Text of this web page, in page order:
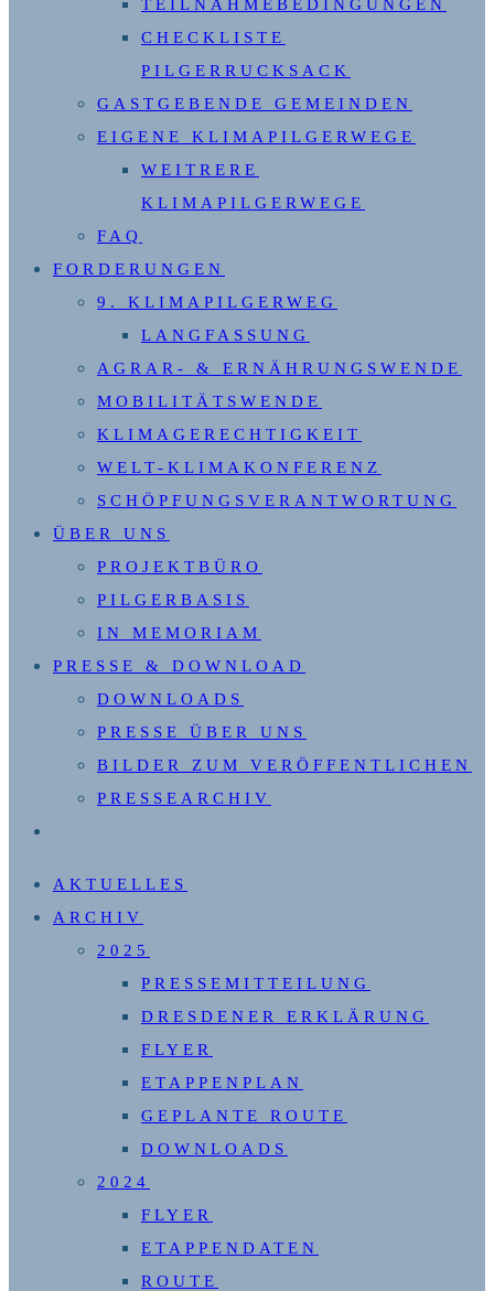
TEILNAHMEBEDINGUNGEN
CHECKLISTE
PILGERRUCKSACK
GASTGEBENDE GEMEINDEN
EIGENE KLIMAPILGERWEGE
WEITRERE
KLIMAPILGERWEGE
FAQ
FORDERUNGEN
9. KLIMAPILGERWEG
LANGFASSUNG
AGRAR- & ERNÄHRUNGSWENDE
MOBILITÄTSWENDE
KLIMAGERECHTIGKEIT
WELT-KLIMAKONFERENZ
SCHÖPFUNGSVERANTWORTUNG
ÜBER UNS
PROJEKTBÜRO
PILGERBASIS
IN MEMORIAM
PRESSE & DOWNLOAD
DOWNLOADS
PRESSE ÜBER UNS
BILDER ZUM VERÖFFENTLICHEN
PRESSEARCHIV
UMSCHALTEN
AKTUELLES
ARCHIV
2025
PRESSEMITTEILUNG
DRESDENER ERKLÄRUNG
FLYER
ETAPPENPLAN
GEPLANTE ROUTE
DOWNLOADS
2024
FLYER
ETAPPENDATEN
ROUTE